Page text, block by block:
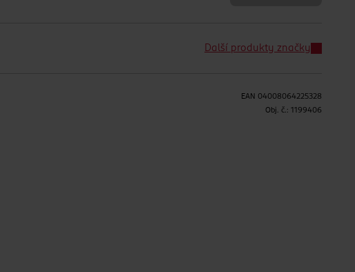
Další produkty značky
EAN 04008064225328
Obj. č.: 1199406